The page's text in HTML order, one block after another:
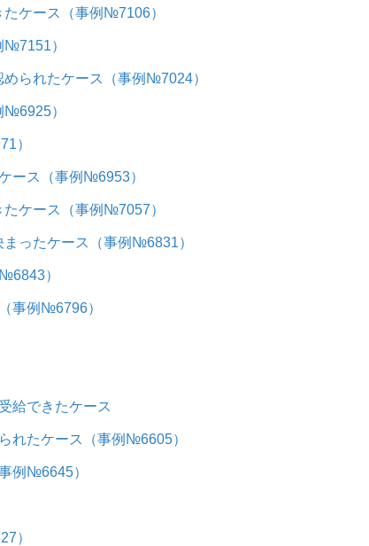
ケース（事例№7106）
№7151）
られたケース（事例№7024）
№6925）
）
ース（事例№6953）
ケース（事例№7057）
ったケース（事例№6831）
）
事例№6796）
給できたケース
れたケース（事例№6605）
例№6645）
）